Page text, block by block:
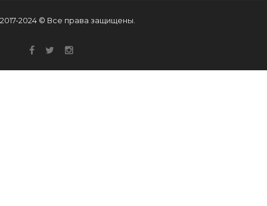
2017-2024 © Все права защищены.